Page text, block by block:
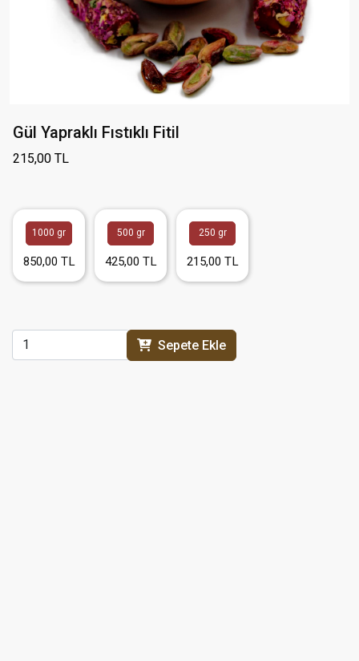
Gül Yapraklı Fıstıklı Fitil
215,00 TL
Sepete Ekle
1000 gr
850,00 TL
500 gr
425,00 TL
250 gr
215,00 TL